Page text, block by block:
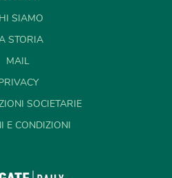
SIAMO
STORIA
MAIL
SOCIETARIE
E CONDIZIONI